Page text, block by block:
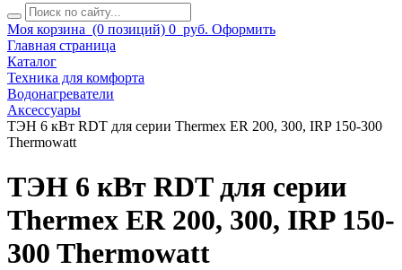
Моя корзина (0 позиций) 0 руб. Оформить
Главная страница
Каталог
Техника для комфорта
Водонагреватели
Аксессуары
ТЭН 6 кВт RDT для серии Thermex ER 200, 300, IRP 150-300
Thermowatt
ТЭН 6 кВт RDT для серии
Thermex ER 200, 300, IRP 150-
300 Thermowatt